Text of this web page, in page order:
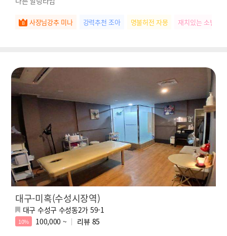
사장님강추 미나 강력추천 조아 명불허전 자몽 재치있는 소빈
대구-미혹(수성시장역)
대구 수성구 수성동2가 59-1
10% 100,000 ~ 리뷰 85